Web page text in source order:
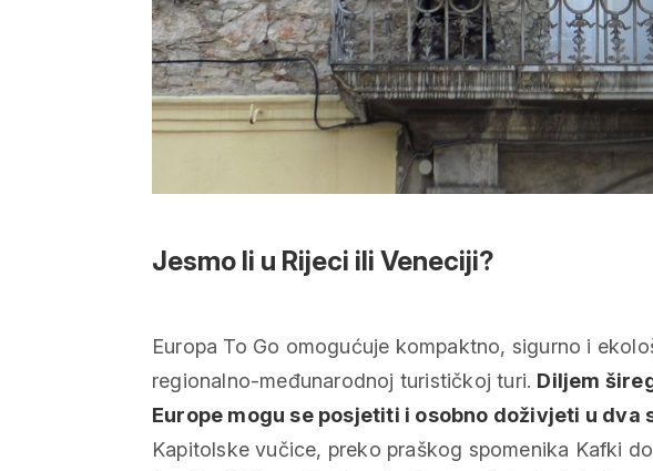
Jesmo li u Rijeci ili Veneciji?
Europa To Go omogućuje kompaktno, sigurno i
regionalno-međunarodnoj turističkoj turi. Diljem
Europe mogu se posjetiti i osobno doživjeti u dva
Kapitolske vučice, preko praškog spomenika Kafki